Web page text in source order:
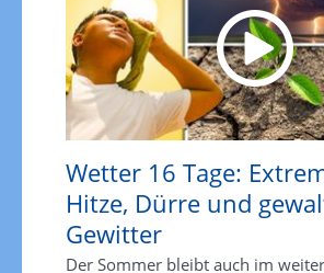
Wetter 16 Tage:
Hitze, Dürre und
Gewitter
Der Sommer bleibt auch im